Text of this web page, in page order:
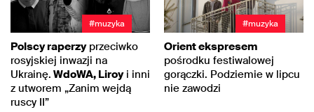
#muzyka
Polscy raperzyprzeciwko
rosyjskiej inwazji na
Ukrainę. WdoWA, Liroyi inni
z utworem „Zanim wejdą
ruscy II”
#muzyka
Orient ekspresem
pośrodku festiwalowej
gorączki. Podziemie w lipcu
nie zawodzi